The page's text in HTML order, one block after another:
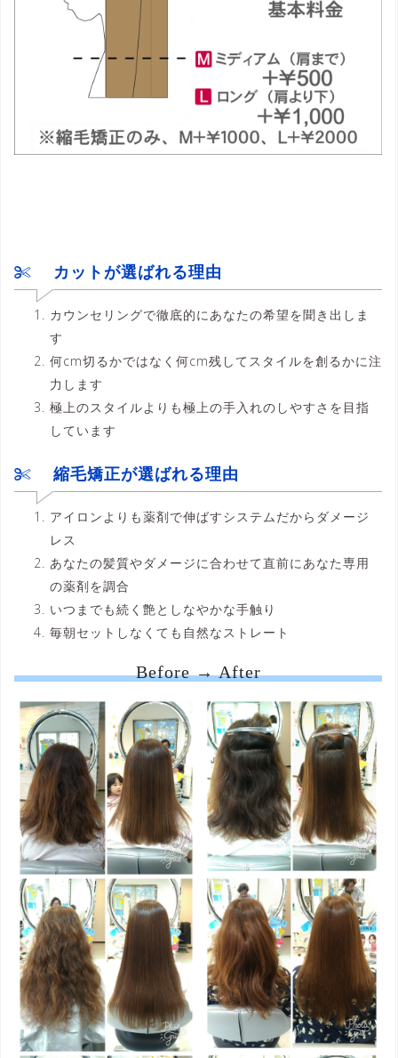
カットが選ばれる理由
カウンセリングで徹底的にあなたの希望を聞き出しま
す
何cm切るかではなく何cm残してスタイルを創るかに注
力します
極上のスタイルよりも極上の手入れのしやすさを目指
しています
縮毛矯正が選ばれる理由
アイロンよりも薬剤で伸ばすシステムだからダメージ
レス
あなたの髪質やダメージに合わせて直前にあなた専用
の薬剤を調合
いつまでも続く艶としなやかな手触り
毎朝セットしなくても自然なストレート
Before → After